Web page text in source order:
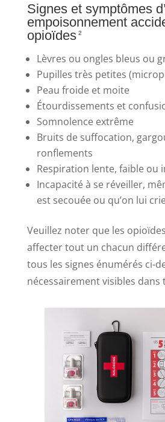
Signes et symptômes
empoisonnement
opioïdes 2
Lèvres ou ongles bleus ou
Pupilles très petites
Peau froide et moite
Étourdissements et
Somnolence extrême
Bruits de suffocation,
ronflements
Respiration lente, faible ou
Incapacité à se réveiller,
est secouée ou qu’on lui
Veuillez noter que les
affecter tout un chacun
tous les signes énumérés ci-
nécessairement visibles dans